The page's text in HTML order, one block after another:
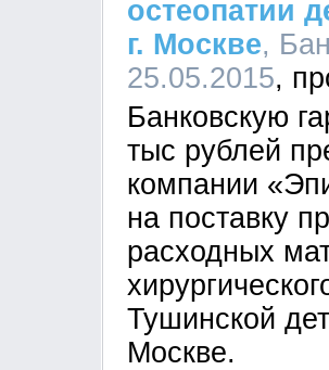
остеопатии
г. Москве,
25.05.2015
Банковскую
тыс рублей
компании
на поставку
расходных
Тушинской
Москве.